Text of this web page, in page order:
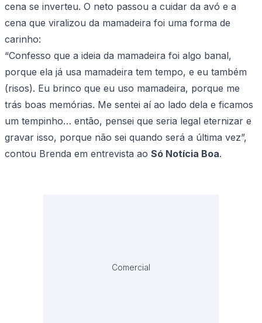
cena se inverteu. O neto passou a cuidar da avó e a
cena que viralizou da mamadeira foi uma forma de
carinho:
“Confesso que a ideia da mamadeira foi algo banal,
porque ela já usa mamadeira tem tempo, e eu também
(risos). Eu brinco que eu uso mamadeira, porque me
trás boas memórias. Me sentei aí ao lado dela e ficamos
um tempinho… então, pensei que seria legal eternizar e
gravar isso, porque não sei quando será a última vez”,
contou Brenda em entrevista ao Só Notícia Boa.
Comercial